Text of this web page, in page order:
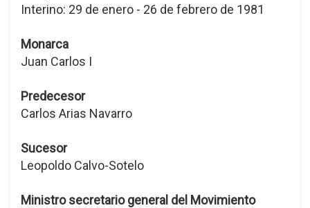
Interino: 29 de enero - 26 de febrero de 1981
Monarca
Juan Carlos I
Predecesor
Carlos Arias Navarro
Sucesor
Leopoldo Calvo-Sotelo
Ministro secretario general del Movimiento